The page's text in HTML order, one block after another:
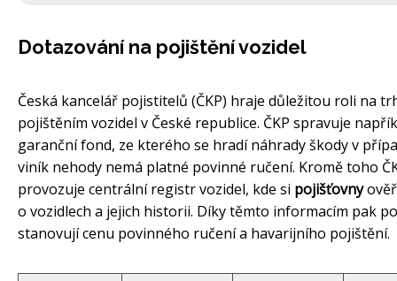
Dotazování na pojištění vozidel
Česká kancelář pojistitelů (ČKP) hraje důležitou roli na
pojištěním vozidel v České republice. ČKP spravuje
garanční fond, ze kterého se hradí náhrady škody v
viník nehody nemá platné povinné ručení. Kromě toho
provozuje centrální registr vozidel, kde si pojišťovny
o vozidlech a jejich historii. Díky těmto informacím pak
stanovují cenu povinného ručení a havarijního pojištění.